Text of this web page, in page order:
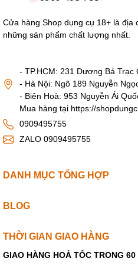
Cửa hàng Shop dụng cụ 18+ là địa
những sản phẩm chất lượng nhất.
- TP.HCM: 231 Dương Bá Trạc
- Hà Nội: Ngõ 189 Nguyễn
- Biên Hoà: 953 Nguyễn Ái
Mua hàng tại https://
0909495755
ZALO 0909495755
DANH MỤC TỔNG HỢP
BLOG
THỜI GIAN GIAO HÀNG
GIAO HÀNG HOẢ TỐC TRONG